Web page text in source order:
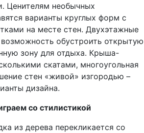
Ценителям необычных
варианты круглых форм с
на месте стен. Двухэтажные
обустроить открытую
зону для отдыха. Крыша-
скатами, многоугольная
стен «живой» изгородью –
дизайна.
со стилистикой
из дерева перекликается со